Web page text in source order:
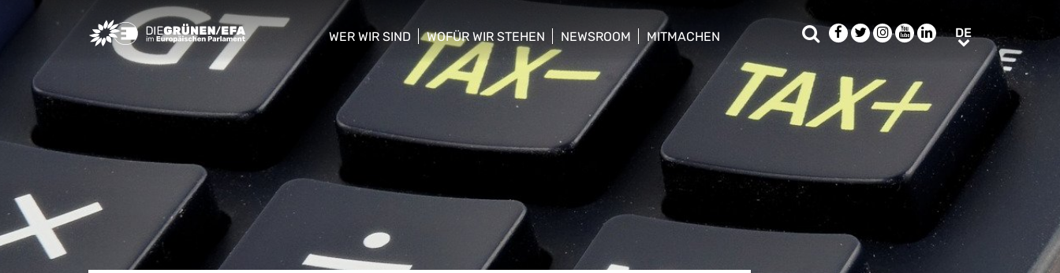
Greens/EFA Home
WER WIR SIND
show/hide sub menu
WOFÜR WIR STEHEN
show/hide sub menu
NEWSROOM
show/hide sub menu
MITMACHEN
show/hide sub menu
SucheFacebook
TwitterInstagram
Youtube
LinkedIn
DEDE